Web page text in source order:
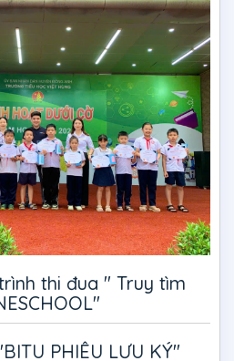
thi đua " Truy tìm
PHIÊU LƯU KÝ"